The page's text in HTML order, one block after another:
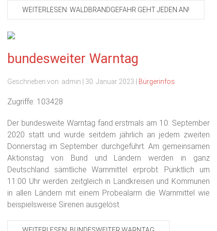
WEITERLESEN: WALDBRANDGEFAHR GEHT JEDEN AN!
bundesweiter Warntag
Geschrieben von: admin 30. Januar 2023 Bürgerinfos
Zugriffe: 103428
Der bundesweite Warntag fand erstmals am 10. September
2020 statt und wurde seitdem jährlich an jedem zweiten
Donnerstag im September durchgeführt. Am gemeinsamen
Aktionstag von Bund und Ländern werden in ganz
Deutschland sämtliche Warnmittel erprobt. Pünktlich um
11:00 Uhr werden zeitgleich in Landkreisen und Kommunen
in allen Ländern mit einem Probealarm die Warnmittel wie
beispielsweise Sirenen ausgelöst.